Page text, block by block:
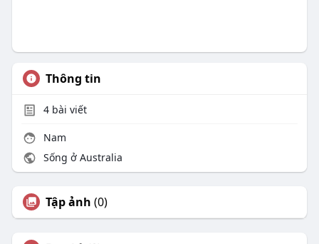
Thông tin
4bài viết
Nam
Sống ở Australia
Tập ảnh (0)